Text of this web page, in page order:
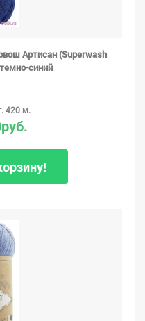
Артисан (Superwash
синий
420 м.